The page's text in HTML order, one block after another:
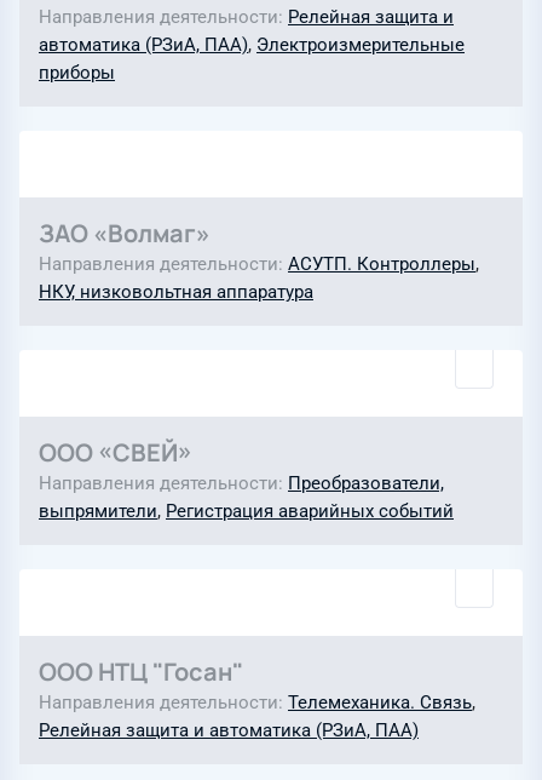
Направления деятельности Релейная защита и
автоматика (РЗиА, ПАА), Электроизмерительные
приборы
ЗАО «Волмаг»
Направления деятельности АСУТП. Контроллеры,
НКУ, низковольтная аппаратура
ООО «СВЕЙ»
Направления деятельности Преобразователи,
выпрямители, Регистрация аварийных событий
ООО НТЦ "Госан"
Направления деятельности Телемеханика. Связь,
Релейная защита и автоматика (РЗиА, ПАА)